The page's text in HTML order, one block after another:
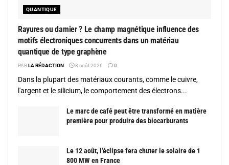
QUANTIQUE
Rayures ou damier ? Le champ magnétique influence des
motifs électroniques concurrents dans un matériau
quantique de type graphène
PAR LA RÉDACTION 8 août 2026 0
Dans la plupart des matériaux courants, comme le cuivre,
l'argent et le silicium, le comportement des électrons...
Le marc de café peut être transformé en matière
première pour produire des biocarburants
Le 12 août, l’éclipse fera chuter le solaire de 1
800 MW en France